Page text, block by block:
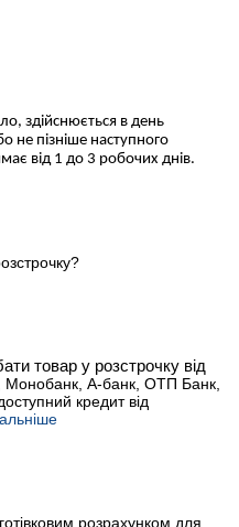
здійснюється в день
не пізніше наступного
від 1 до 3 робочих днів.
товар у розстрочку від
Монобанк, А-банк, ОТП Банк,
кредит від
розрахунком для